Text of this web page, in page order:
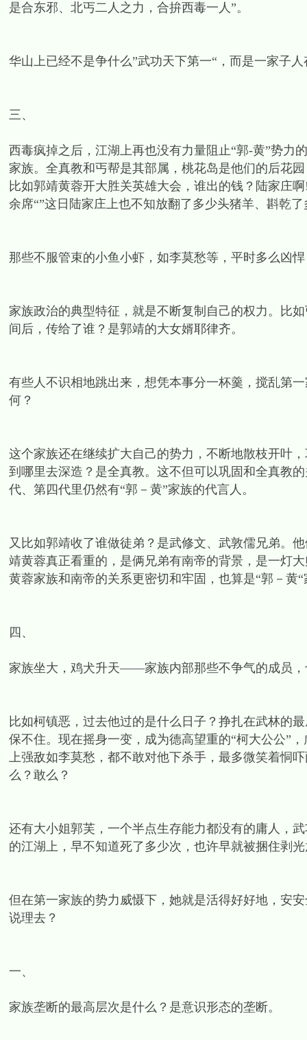
是合东邪、北丐二人之力，合拚西毒一人”。
华山上已经不是争什么”武功天下第一“，而是一家子
三、
西毒疯掉之后，江湖上再也没有力量阻止“郭-黄”势力
家族。全真教和丐帮是其部属，桃花岛是他们的后花
比如郭靖黄蓉开大胜关英雄大会，谁出的钱？陆家庄
余席“”这日陆家庄上也不知放翻了多少头猪羊、斟乾了
那些不服管束的小鱼小虾，如李莫愁等，平时多么凶
家族政治的典型特征，就是不断复制自己的权力。比
间后，传给了谁？是郭靖的大女婿耶律齐。
有些人不识相地跳出来，想凭本事分一杯羹，搅乱第
何？
这个家族还在继续扩大自己的势力，不断地散枝开叶
到哪里去深造？是全真教。这不但可以巩固和全真教
代、第四代里仍然有“郭－黄”家族的代言人。
又比如郭靖收了谁做徒弟？是武修文、武敦儒兄弟。
靖黄蓉真正看重的，是俩兄弟有南帝的背景，是一灯
黄蓉家族和南帝的关系更密切和牢固，也算是“郭－黄
四、
家族坐大，鸡犬升天——家族内部那些不争气的成员
比如柯镇恶，过去他过的是什么日子？挣扎在武林的
保不住。现在摇身一变，成为德高望重的“柯大公公”
上强敌如李莫愁，都不敢对他下杀手，最多微笑着恫
么？敢么？
还有大小姐郭芙，一个半点生存能力都没有的庸人，
的江湖上，早不知道死了多少次，也许早就被捆住剥
但在第一家族的势力威慑下，她就是活得好好地，安
说理去？
一、
家族垄断的最高层次是什么？是意识形态的垄断。